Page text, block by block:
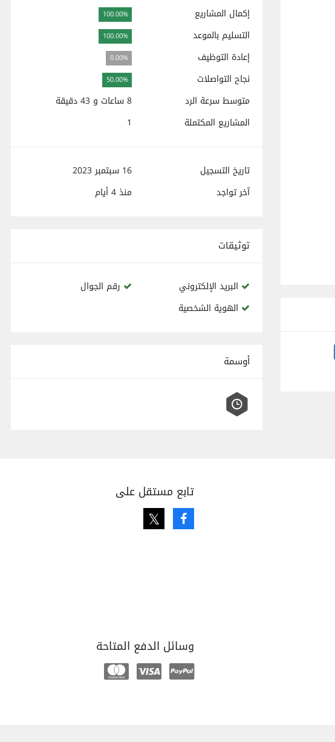
إكمال المشاريع
100.00%
التسليم بالموعد 100.00%
إعادة التوظيف 0.00%
نجاح التواصلات 50.00%
متوسط سرعة الرد
8 ساعات و 43 دقيقة
المشاريع المكتملة
1
تاريخ التسجيل
16 سبتمبر 2023
آخر تواجد
منذ4 أيام
توثيقات
البريد الإلكتروني
رقم الجوال
الهوية الشخصية
أوسمة
تابع مستقل على
Facebook
Twitter
وسائل الدفع المتاحة
Paypal
Visa